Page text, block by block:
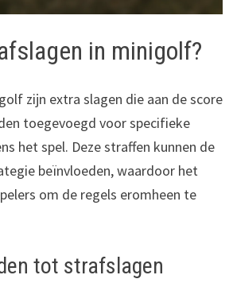
in minigolf?
zijn extra slagen die aan de score
toegevoegd voor specifieke
het spel. Deze straffen kunnen de
beïnvloeden, waardoor het
om de regels eromheen te
tot strafslagen